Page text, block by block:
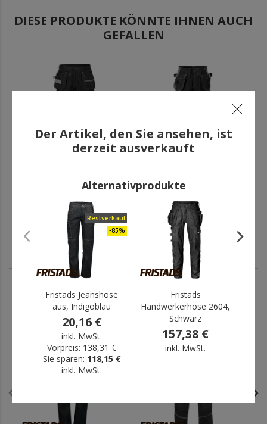
DIESE PRODUKTE KÖNNTE IHNEN AUCH
GEFALLEN
Handwerkerhose 2122,
Schwarz
132,17 €
inkl. MwSt.
255K, Schwarz
122,11 €
inkl. MwSt.
ANDERE HABEN AUCH GEKAUFT
Restverkauf
-85%
Der Artikel, den Sie ansehen, ist
derzeit ausverkauft
Alternativprodukte
Restverkauf
-85%
Fristads Jeanshose
aus, Indigoblau
20,16 €
inkl. MwSt.
Vorpreis: 138,31 €
Sie sparen: 118,15 €
inkl. MwSt.
Fristads
Handwerkerhose 2604,
Schwarz
157,38 €
inkl. MwSt.